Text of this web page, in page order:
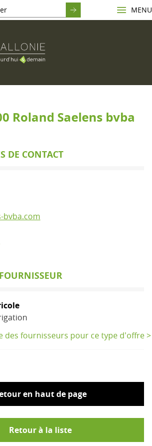
MENU
Roland Saelens bvba
DE CONTACT
bvba.com
des fournisseurs pour ce type d'offre >
en haut de page
Retour à la liste